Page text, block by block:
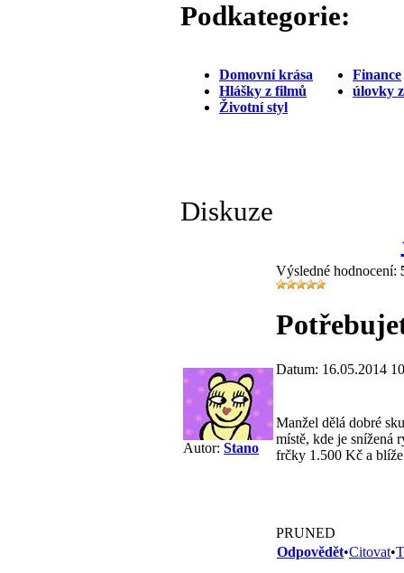
Podkategorie:
Domovní krása
Hlášky z filmů
Životní styl
Finance
úlovky
Diskuze
Autor: Stano
Výsledné hodnocení:
Datum: 16.05.2014
Manžel dělá dobré
místě, kde je snížená
frčky 1.500 Kč a
PRUNED
Odpovědět•Citovat•